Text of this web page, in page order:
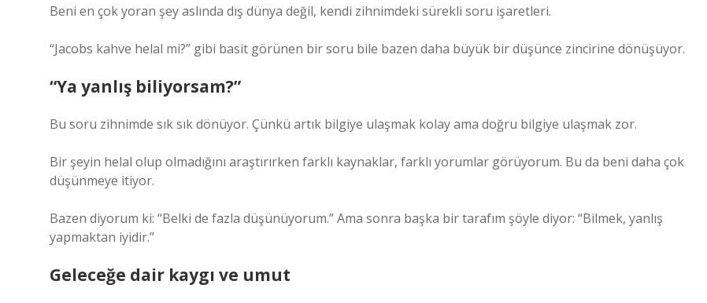
Beni en çok yoran şey aslında dış dünya değil, kendi zihnimdeki sürekli soru işaretleri.
“Jacobs kahve helal mi?” gibi basit görünen bir soru bile bazen daha büyük bir düşünce zincirine dönüşüyor.
“Ya yanlış biliyorsam?”
Bu soru zihnimde sık sık dönüyor. Çünkü artık bilgiye ulaşmak kolay ama doğru bilgiye ulaşmak zor.
Bir şeyin helal olup olmadığını araştırırken farklı kaynaklar, farklı yorumlar görüyorum. Bu da beni daha çok
düşünmeye itiyor.
Bazen diyorum ki: “Belki de fazla düşünüyorum.” Ama sonra başka bir tarafım şöyle diyor: “Bilmek, yanlış
yapmaktan iyidir.”
Geleceğe dair kaygı ve umut